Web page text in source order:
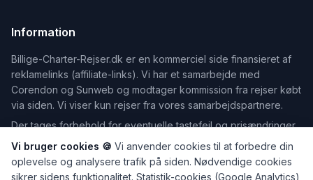
Information
Billige-Charter-Rejser.dk er en kommerciel side finansieret af
reklamelinks (affiliate-links). Vi har et samarbejde med
Corendon og Sunweb og modtager kommission fra rejser købt
via siden. Vi viser kun rejser fra vores samarbejdspartnere.
Der tages forbehold for eventuelle tastefejl og prisændringer.
Vi bruger cookies 🍪 Vi anvender cookies til at forbedre din
oplevelse og analysere trafik på siden. Nødvendige cookies
sikrer sidens funktionalitet. Statistik-cookies (Google Analytics)